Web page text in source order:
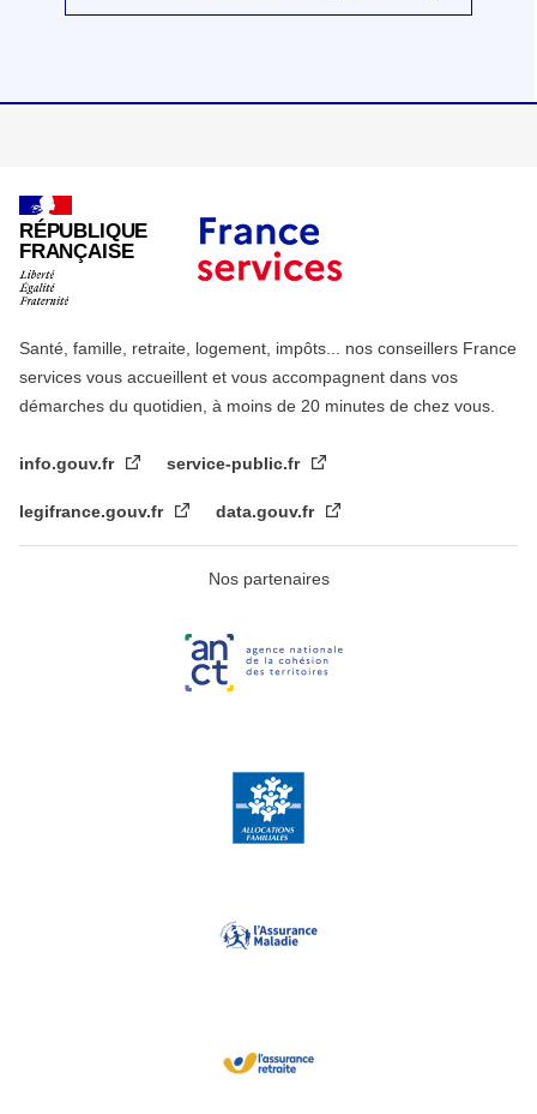
RÉPUBLIQUE
FRANÇAISE
Santé, famille, retraite, logement, impôts... nos conseillers France
services vous accueillent et vous accompagnent dans vos
démarches du quotidien, à moins de 20 minutes de chez vous.
info.gouv.fr service-public.fr
legifrance.gouv.fr data.gouv.fr
Nos partenaires